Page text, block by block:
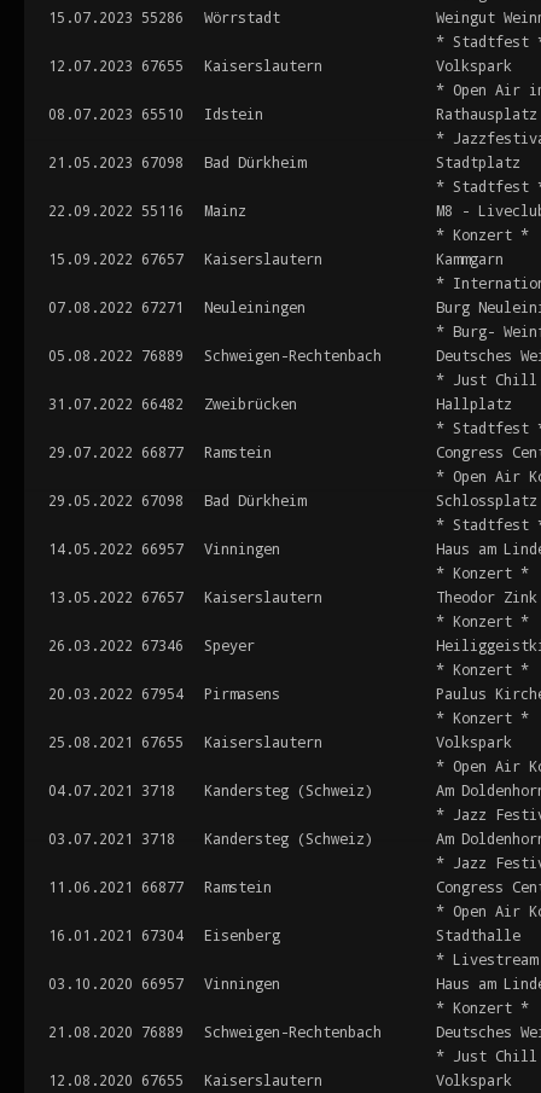
15.07.2023 55286 Wörrstadt
Weingut
* Stadtfest
12.07.2023 67655 Kaiserslautern
Volkspark
* Open Air
08.07.2023 65510 Idstein
Rathausplatz
*
21.05.2023 67098 Bad Dürkheim
Stadtplatz
* Stadtfest
22.09.2022 55116 Mainz
M8 -
* Konzert *
15.09.2022 67657 Kaiserslautern
Kammgarn
*
07.08.2022 67271 Neuleiningen
Burg
* Burg-
05.08.2022 76889 Schweigen-Rechtenbach
Deutsches
* Just Chill
31.07.2022 66482 Zweibrücken
Hallplatz
* Stadtfest
29.07.2022 66877 Ramstein
Congress
* Open Air
29.05.2022 67098 Bad Dürkheim
Schlossplatz
* Stadtfest
14.05.2022 66957 Vinningen
Haus am
* Konzert *
13.05.2022 67657 Kaiserslautern
Theodor Zink
* Konzert *
26.03.2022 67346 Speyer
* Konzert *
20.03.2022 67954 Pirmasens
Paulus
* Konzert *
25.08.2021
67655 Kaiserslautern
Volkspark
* Open Air
04.07.2021
3718 Kandersteg (Schweiz)
Am
* Jazz
03.07.2021
3718 Kandersteg (Schweiz)
Am
* Jazz
11.06.2021
66877 Ramstein
Congress
* Open Air
16.01.2021
67304 Eisenberg
Stadthalle
*
03.10.2020 66957 Vinningen
Haus am
* Konzert *
21.08.2020 76889 Schweigen-Rechtenbach
Deutsches
* Just Chill
12.08.2020 67655 Kaiserslautern
Volkspark